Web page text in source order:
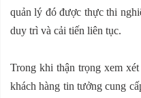
quản lý đó được thực thi
duy trì và cải tiến liên tục.
Trong khi thận trọng xem
khách hàng tin tưởng cung